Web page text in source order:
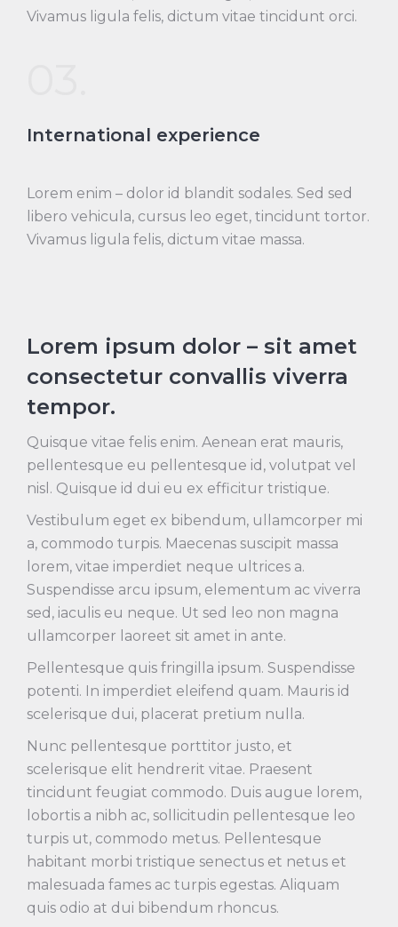
Vivamus ligula felis, dictum vitae tincidunt orci.
International experience
Lorem enim – dolor id blandit sodales. Sed sed
libero vehicula, cursus leo eget, tincidunt tortor.
Vivamus ligula felis, dictum vitae massa.
Lorem ipsum dolor – sit amet
consectetur convallis viverra
tempor.
Quisque vitae felis enim. Aenean erat mauris,
pellentesque eu pellentesque id, volutpat vel
nisl. Quisque id dui eu ex efficitur tristique.
Vestibulum eget ex bibendum, ullamcorper mi
a, commodo turpis. Maecenas suscipit massa
lorem, vitae imperdiet neque ultrices a.
Suspendisse arcu ipsum, elementum ac viverra
sed, iaculis eu neque. Ut sed leo non magna
ullamcorper laoreet sit amet in ante.
Pellentesque quis fringilla ipsum. Suspendisse
potenti. In imperdiet eleifend quam. Mauris id
scelerisque dui, placerat pretium nulla.
Nunc pellentesque porttitor justo, et
scelerisque elit hendrerit vitae. Praesent
tincidunt feugiat commodo. Duis augue lorem,
lobortis a nibh ac, sollicitudin pellentesque leo
turpis ut, commodo metus. Pellentesque
habitant morbi tristique senectus et netus et
malesuada fames ac turpis egestas. Aliquam
quis odio at dui bibendum rhoncus.